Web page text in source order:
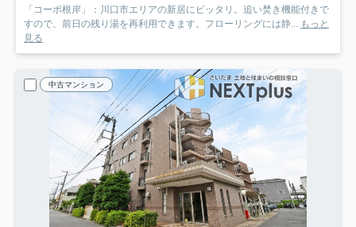
「コーポ根岸」：川口市エリアの新居にピッタリ。追い焚き機能付きで
すので、前日の残り湯を再利用できます。フローリングには静... もっと
見る
中古マンション